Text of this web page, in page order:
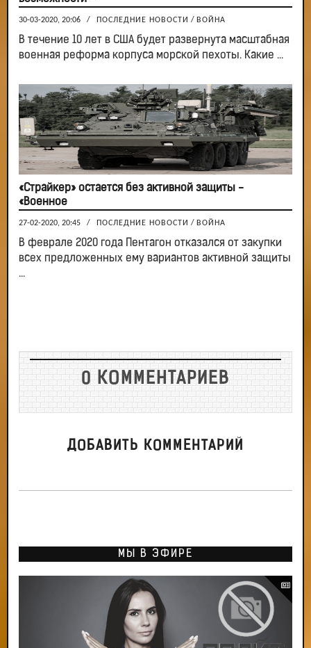
30-03-2020, 20:06 / ПОСЛЕДНИЕ НОВОСТИ / ВОЙНА
В течение 10 лет в США будет развернута масштабная
военная реформа корпуса морской пехоты. Какие ...
«Страйкер» остается без активной защиты -
«Военное
27-02-2020, 20:45 / ПОСЛЕДНИЕ НОВОСТИ / ВОЙНА
В феврале 2020 года Пентагон отказался от закупки
всех предложенных ему вариантов активной защиты
...
0 КОММЕНТАРИЕВ
ДОБАВИТЬ КОММЕНТАРИЙ
МЫ В ЭФИРЕ